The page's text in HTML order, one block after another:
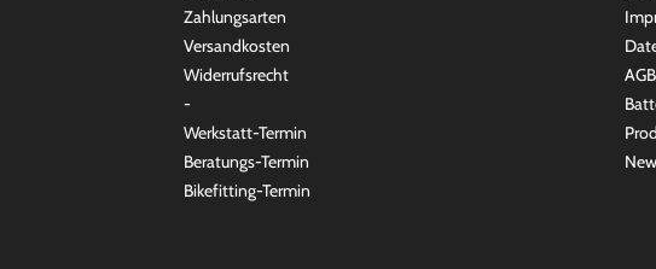
Zahlungsarten
Versandkosten
Widerrufsrecht
-
Werkstatt-Termin
Beratungs-Termin
Bikefitting-Termin
AGB